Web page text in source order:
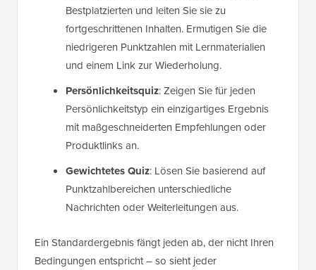
Bestplatzierten und leiten Sie sie zu
fortgeschrittenen Inhalten. Ermutigen Sie die
niedrigeren Punktzahlen mit Lernmaterialien
und einem Link zur Wiederholung.
Persönlichkeitsquiz: Zeigen Sie für jeden
Persönlichkeitstyp ein einzigartiges Ergebnis
mit maßgeschneiderten Empfehlungen oder
Produktlinks an.
Gewichtetes Quiz: Lösen Sie basierend auf
Punktzahlbereichen unterschiedliche
Nachrichten oder Weiterleitungen aus.
Ein Standardergebnis fängt jeden ab, der nicht Ihren
Bedingungen entspricht – so sieht jeder